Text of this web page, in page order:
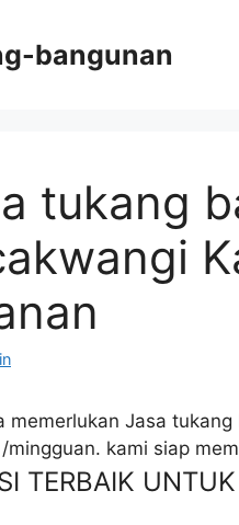
bangunan
tukang
memerlukan Jasa
mingguan. kami siap
TERBAIK